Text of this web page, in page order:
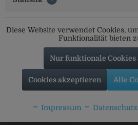
Social Media
Service Hotline
Informationen
Diese Website verwendet Cookies,
Funktionalität bieten
Nur funktionale
Cookies akzeptieren Alle
Impressum